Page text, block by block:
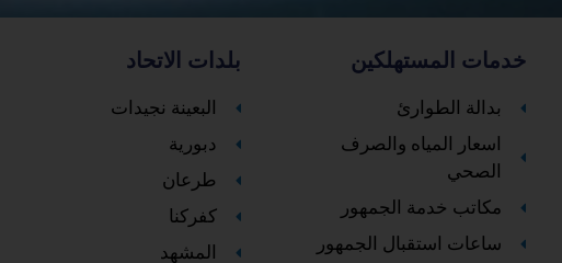
خدمات المستهلكين
بدالة الطوارئ
اسعار المياه والصرف
الصحي
مكاتب خدمة الجمهور
ساعات استقبال الجمهور
بلدات الاتحاد
البعينة نجيدات
دبورية
طرعان
كفركنا
المشهد